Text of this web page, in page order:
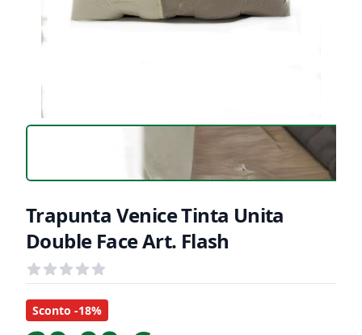
Trapunta Venice Tinta Unita
Double Face Art. Flash
Recensioni
out of 5 stars
Informazioni Prodotto
Descrizione riassuntiva
Sconto -18%